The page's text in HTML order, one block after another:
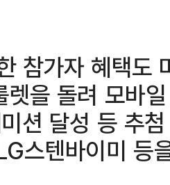
참가자 혜택도
을 돌려 모바
션 달성 등 추
스텐바이미 등